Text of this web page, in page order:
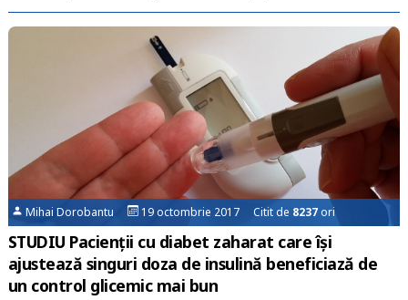
Mihai Dorobantu 19 octombrie 2017 Citit de 8237ori
STUDIU Pacienții cu diabet zaharat care își
ajustează singuri doza de insulină beneficiază de
un control glicemic mai bun